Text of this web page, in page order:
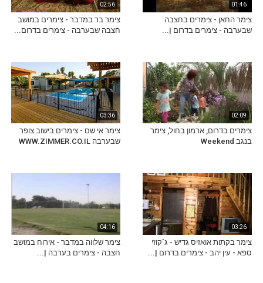
01:46
צימר החאן - צימרים בחצבה
שבערבה - צימרים בדרום |...
02:56
צימר בר במדבר - צימרים במושב
חצבה שבערבה - צימרים בדרום...
02:09
צימרים בדרום, ארמון בחול, צימר
בנגב Weekend
03:36
צימר אי שם - צימרים בישוב צופר
שבערבה WWW.ZIMMER.CO.IL
03:26
צימר בקתות אואזיס גדיש - ג`קוזי
ספא - עין יהב - צימרים בדרום |...
04:16
צימר שלווה במדבר - אירוח במושב
חצבה - צימרים בערבה |...